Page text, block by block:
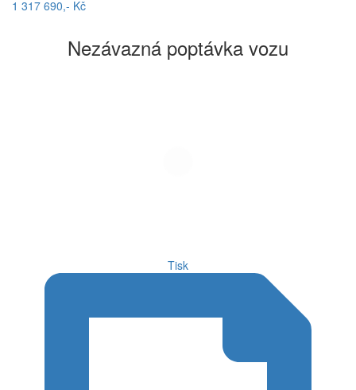
1 317 690,- Kč
Nezávazná poptávka vozu
Tisk